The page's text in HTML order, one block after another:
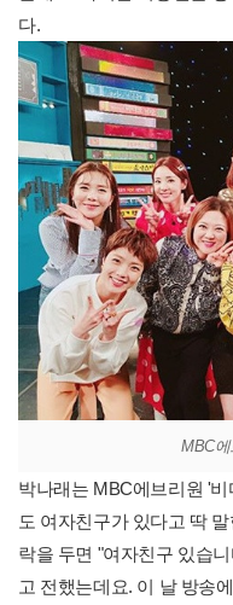
다.
MBC
박나래는 MBC에브리원 '
도 여자친구가 있다고 딱
락을 두면 "여자친구 있습
고 전했는데요. 이 날 방송